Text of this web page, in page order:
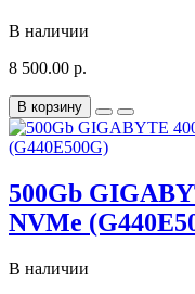
В наличии
8 500.00 р.
В корзину
500Gb
NVMe
В наличии